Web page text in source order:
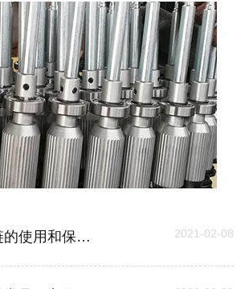
喷涂治具链条环链的使用和保养维护 2021-02-08